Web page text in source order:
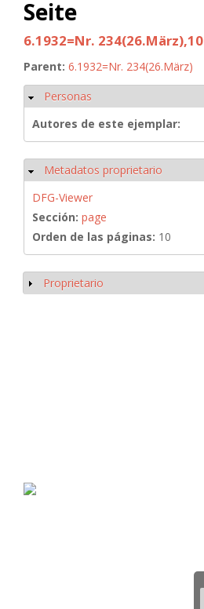
Seite
6.1932=Nr. 234(26.März),10
Parent: 6.1932=Nr. 234(26.März)
Ocultar
Personas
Autores de este ejemplar:
Ocultar
Metadatos proprietario
DFG-Viewer
Sección: page
Orden de las páginas: 10
Mostrar
Proprietario